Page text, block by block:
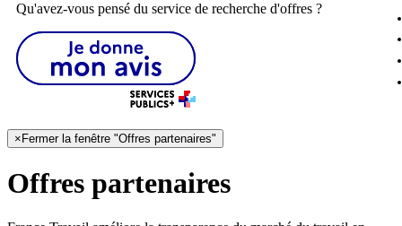
Qu'avez-vous pensé du service de recherche d'offres ?
× Fermer la fenêtre "Offres partenaires"
Offres partenaires